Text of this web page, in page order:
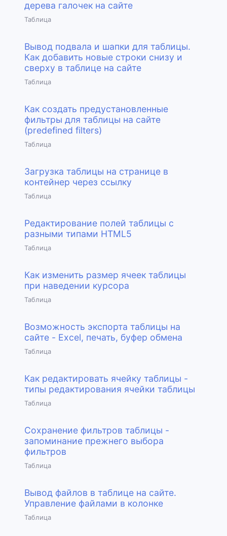
дерева галочек на сайте
Таблица
Вывод подвала и шапки для таблицы.
Как добавить новые строки снизу и
сверху в таблице на сайте
Таблица
Как создать предустановленные
фильтры для таблицы на сайте
(predefined filters)
Таблица
Загрузка таблицы на странице в
контейнер через ссылку
Таблица
Редактирование полей таблицы с
разными типами HTML5
Таблица
Как изменить размер ячеек таблицы
при наведении курсора
Таблица
Возможность экспорта таблицы на
сайте - Excel, печать, буфер обмена
Таблица
Как редактировать ячейку таблицы -
типы редактирования ячейки таблицы
Таблица
Сохранение фильтров таблицы -
запоминание прежнего выбора
фильтров
Таблица
Вывод файлов в таблице на сайте.
Управление файлами в колонке
Таблица